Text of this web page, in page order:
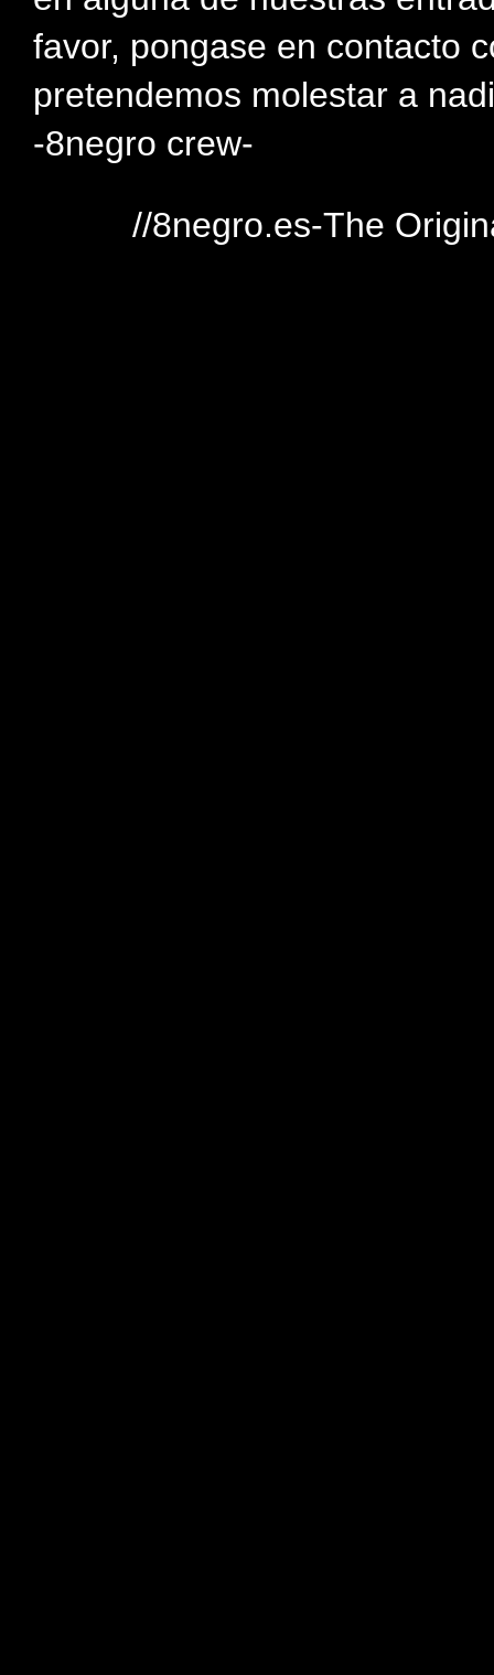
favor, pongase en contacto
pretendemos molestar a
-8negro crew-
//8negro.es-The